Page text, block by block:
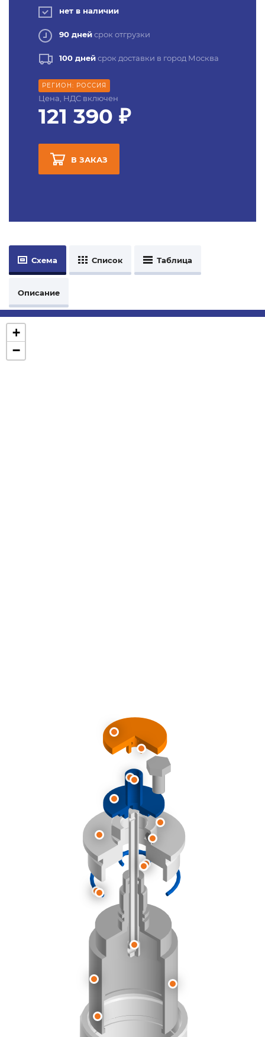
нет в наличии
90 днейсрок отгрузки
100 днейсрок доставки в город Москва
РЕГИОН: РОССИЯ
Цена, НДС включен
121 390 ₽
В ЗАКАЗ
Схема Список Таблица
Описание
+
−